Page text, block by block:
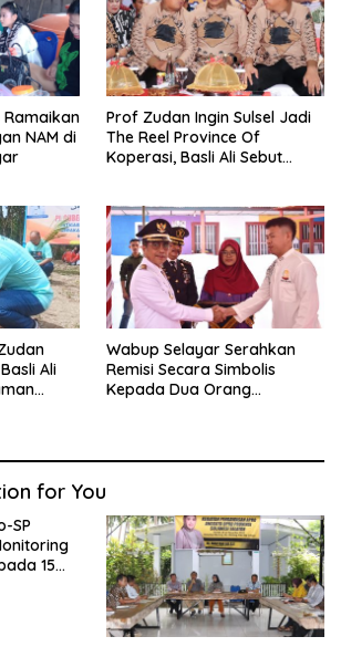
NAM di
Prof Zudan Ingin Sulsel Jadi
The Reel Province Of
Koperasi, Basli Ali Sebut
Sulsel
Ali
Wabup Selayar Serahkan
Remisi Secara Simbolis
Kepada Dua Orang
for You
SP
15